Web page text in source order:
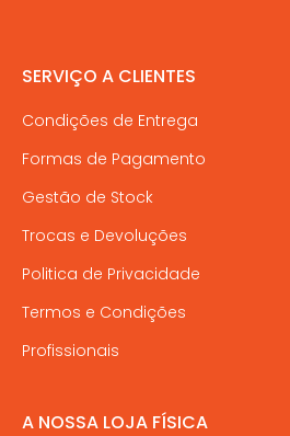
SERVIÇO A CLIENTES
Condições de Entrega
Formas de Pagamento
Gestão de Stock
Trocas e Devoluções
Politica de Privacidade
Termos e Condições
Profissionais
A NOSSA LOJA FÍSICA